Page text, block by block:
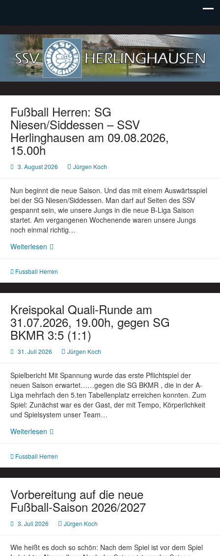
SSV Herlinghausen e. V.
Fußball Herren: SG
Niesen/Siddessen – SSV
Herlinghausen am 09.08.2026,
15.00h
3. August 2026 Jürgen Koch
Nun beginnt die neue Saison. Und das mit einem Auswärtsspiel
bei der SG Niesen/Siddessen. Man darf auf Seiten des SSV
gespannt sein, wie unsere Jungs in die neue B-Liga Saison
startet. Am vergangenen Wochenende waren unsere Jungs
noch einmal richtig…
Weiterlesen Fußball
Niesen/Siddessen
–
SSV
Herlinghausen
am
09.08.2026,
15.00h
Fussball Herren
Kreispokal Quali-Runde am
31.07.2026, 19.00h, gegen SG
BKMR 3:5 (1:1)
31. Juli 2026 Jürgen Koch
Spielbericht Mit Spannung wurde das erste Pflichtspiel der
neuen Saison erwartet……gegen die SG BKMR , die in der A-
Liga mehrfach den 5.ten Tabellenplatz erreichen konnten. Zum
Spiel: Zunächst war es der Gast, der mit Tempo, Körperlichkeit
und Spielsystem unser Team…
Weiterlesen Kreispokal
am
31.07.2026,
19.00h,
gegen
SG
BKMR
(1:1)
Fussball Herren
Vorbereitung auf die neue
Fußball-Saison 2026/2027
3. Juli 2026 Jürgen Koch
Wie heißt es doch so schön: Nach dem Spiel ist vor dem Spiel